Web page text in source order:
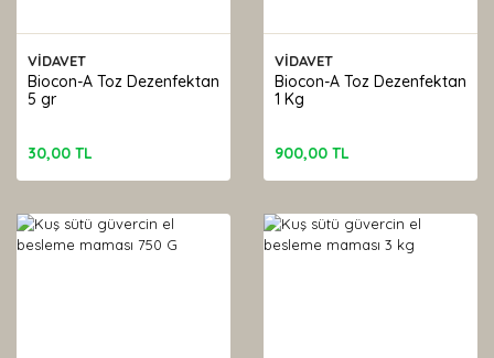
VİDAVET
Biocon-A Toz Dezenfektan
5 gr
30,00 TL
VİDAVET
Biocon-A Toz Dezenfektan
1 Kg
900,00 TL